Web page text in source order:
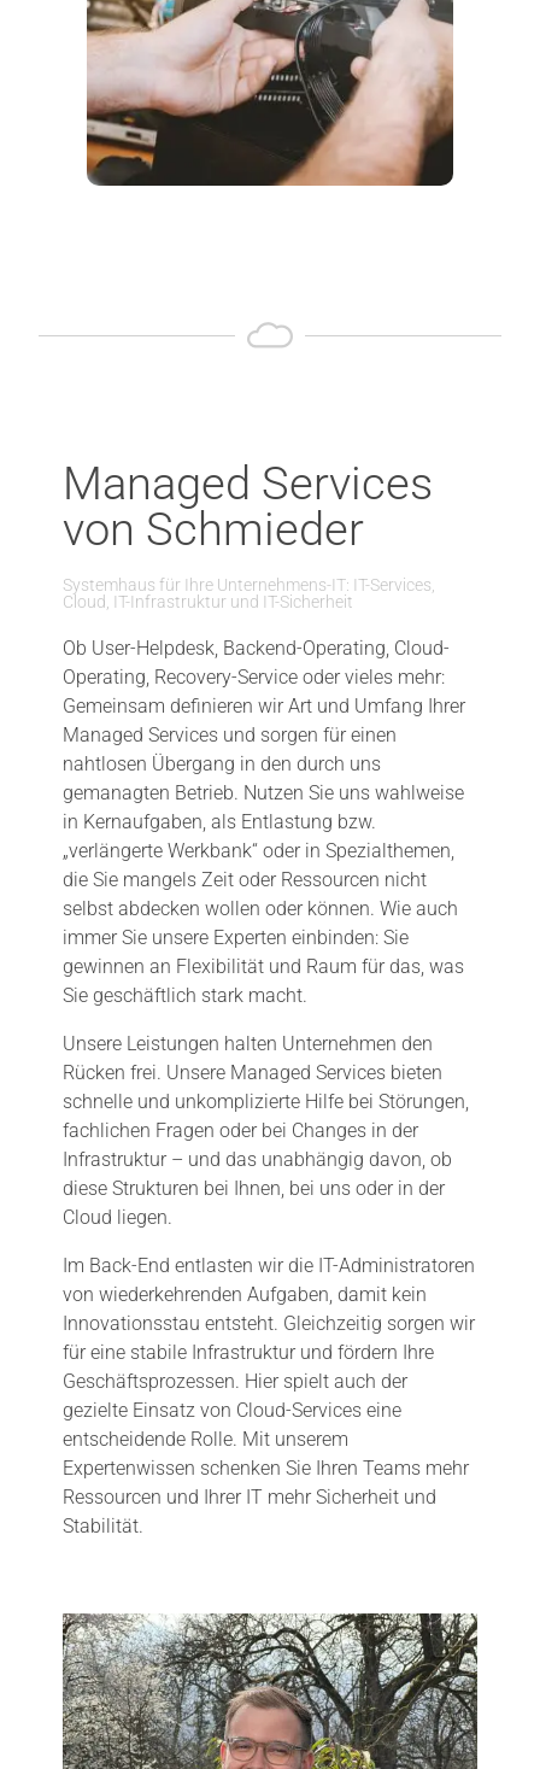
Managed Services
von Schmieder
Systemhaus für Ihre Unternehmens-IT: IT-Services,
Cloud, IT-Infrastruktur und IT-Sicherheit
Ob User-Helpdesk, Backend-Operating, Cloud-
Operating, Recovery-Service oder vieles mehr:
Gemeinsam definieren wir Art und Umfang Ihrer
Managed Services und sorgen für einen
nahtlosen Übergang in den durch uns
gemanagten Betrieb. Nutzen Sie uns wahlweise
in Kernaufgaben, als Entlastung bzw.
„verlängerte Werkbank“ oder in Spezialthemen,
die Sie mangels Zeit oder Ressourcen nicht
selbst abdecken wollen oder können. Wie auch
immer Sie unsere Experten einbinden: Sie
gewinnen an Flexibilität und Raum für das, was
Sie geschäftlich stark macht.
Unsere Leistungen halten Unternehmen den
Rücken frei. Unsere Managed Services bieten
schnelle und unkomplizierte Hilfe bei Störungen,
fachlichen Fragen oder bei Changes in der
Infrastruktur – und das unabhängig davon, ob
diese Strukturen bei Ihnen, bei uns oder in der
Cloud liegen.
Im Back-End entlasten wir die IT-Administratoren
von wiederkehrenden Aufgaben, damit kein
Innovationsstau entsteht. Gleichzeitig sorgen wir
für eine stabile Infrastruktur und fördern Ihre
Geschäftsprozessen. Hier spielt auch der
gezielte Einsatz von Cloud-Services eine
entscheidende Rolle. Mit unserem
Expertenwissen schenken Sie Ihren Teams mehr
Ressourcen und Ihrer IT mehr Sicherheit und
Stabilität.